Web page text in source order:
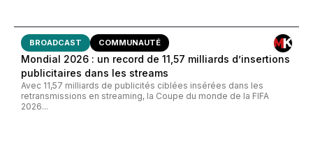
BROADCAST COMMUNAUTÉ
Mondial 2026 : un record de 11,57 milliards d’insertions
publicitaires dans les streams
Avec 11,57 milliards de publicités ciblées insérées dans les
retransmissions en streaming, la Coupe du monde de la FIFA
2026...